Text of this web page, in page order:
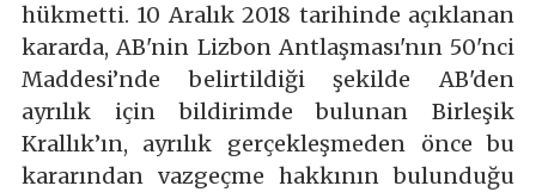
hükmetti. 10 Aralık 2018 tarihinde açıklanan
kararda, AB'nin Lizbon Antlaşması'nın 50'nci
Maddesi’nde belirtildiği şekilde AB'den
ayrılık için bildirimde bulunan Birleşik
Krallık’ın, ayrılık gerçekleşmeden önce bu
kararından vazgeçme hakkının bulunduğu